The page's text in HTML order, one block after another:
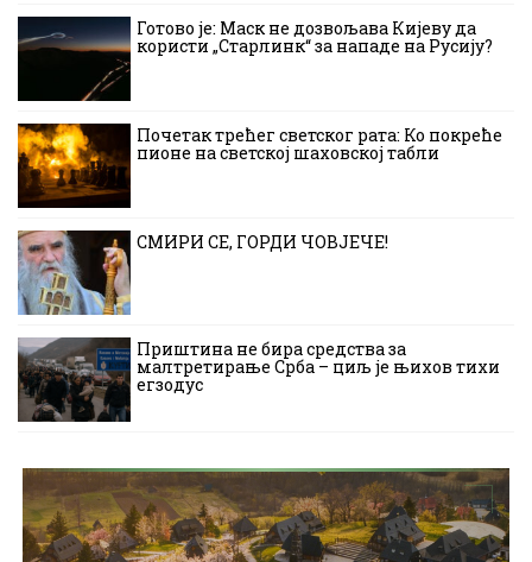
Готово је: Маск не дозвољава Кијеву да
користи „Старлинк“ за нападе на Русију?
Почетак трећег светског рата: Ко покреће
пионе на светској шаховској табли
СМИРИ СЕ, ГОРДИ ЧОВЈЕЧЕ!
Приштина не бира средства за
малтретирање Срба – циљ је њихов тихи
егзодус